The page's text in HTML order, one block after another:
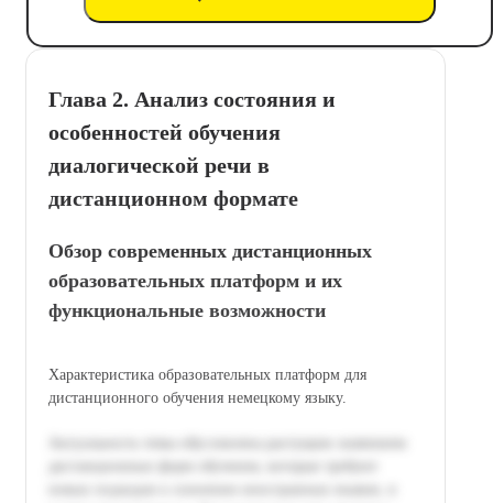
Глава 2. Анализ состояния и
особенностей обучения
диалогической речи в
дистанционном формате
Обзор современных дистанционных
образовательных платформ и их
функциональные возможности
Характеристика образовательных платформ для
дистанционного обучения немецкому языку.